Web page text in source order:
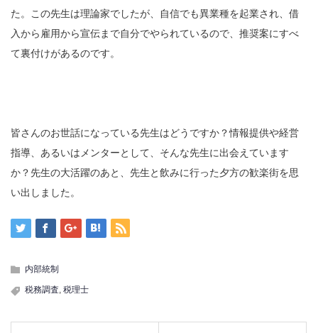
た。この先生は理論家でしたが、自信でも異業種を起業され、借
入から雇用から宣伝まで自分でやられているので、推奨案にすべ
て裏付けがあるのです。
皆さんのお世話になっている先生はどうですか？情報提供や経営
指導、あるいはメンターとして、そんな先生に出会えています
か？先生の大活躍のあと、先生と飲みに行った夕方の歓楽街を思
い出しました。
内部統制
税務調査 税理士